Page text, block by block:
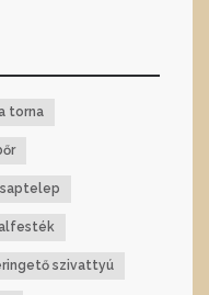
torna
szivattyú